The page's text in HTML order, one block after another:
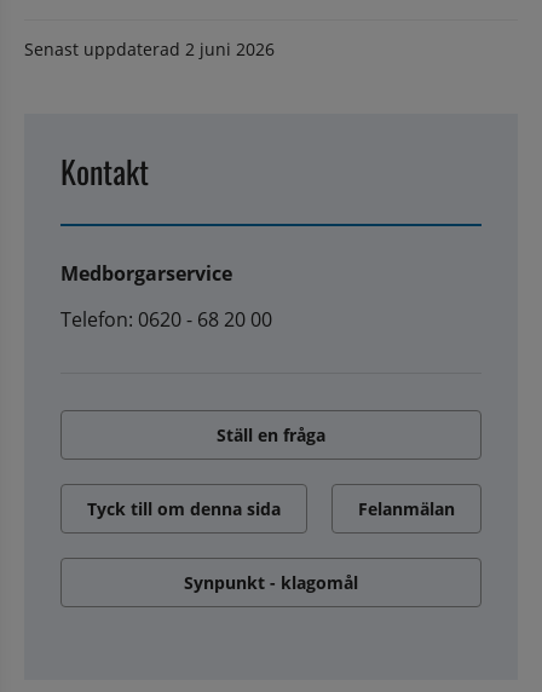
Senast uppdaterad 2 juni 2026
Kontakt
Medborgarservice
Telefon: 0620 - 68 20 00
Ställ en fråga
Tyck till om denna sida Felanmälan
Synpunkt - klagomål